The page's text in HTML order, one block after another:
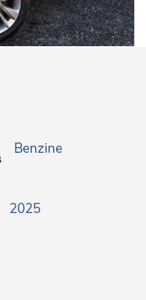
Benzine
2025